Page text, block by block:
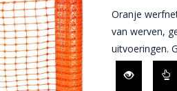
Oranje
van werven,
uitvoeringen.